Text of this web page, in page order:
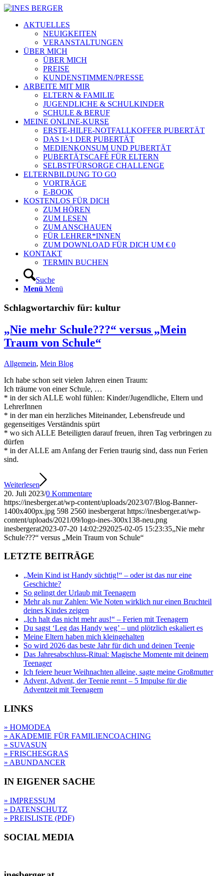
AKTUELLES
NEUIGKEITEN
VERANSTALTUNGEN
ÜBER MICH
ÜBER MICH
PREISE
KUNDENSTIMMEN/PRESSE
ARBEITE MIT MIR
ELTERN & FAMILIE
JUGENDLICHE & SCHULKINDER
SCHULE & BERUF
MEINE ONLINE-KURSE
ERSTE-HILFE-NOTFALLKOFFER PUBERTÄT
DAS 1×1 DER PUBERTÄT
MEDIENKONSUM UND PUBERTÄT
PUBERTÄTSCAFÉ FÜR ELTERN
SELBSTFÜRSORGE CHALLENGE
ELTERNBILDUNG TO GO
VORTRÄGE
E-BOOK
KOSTENLOS FÜR DICH
ZUM HÖREN
ZUM LESEN
ZUM ANSCHAUEN
FÜR LEHRER*INNEN
ZUM DOWNLOAD FÜR DICH UM € 0
KONTAKT
TERMIN BUCHEN
Suche
Menü Menü
Schlagwortarchiv für: kultur
„Nie mehr Schule???“ versus „Mein
Traum von Schule“
Allgemein, Mein Blog
Ich habe schon seit vielen Jahren einen Traum:
Ich träume von einer Schule, …
* in der sich ALLE wohl fühlen: Kinder/Jugendliche, Eltern und
LehrerInnen
* in der man ein herzliches Miteinander, Lebensfreude und
gegenseitiges Verständnis spürt
* wo sich ALLE Beteiligten darauf freuen, ihren Tag verbringen zu
dürfen
* in der ALLE am Anfang der Ferien traurig sind, dass nun Ferien
sind.
Weiterlesen
20. Juli 2023/0 Kommentare
https://inesberger.at/wp-content/uploads/2023/07/Blog-Banner-
1400x400px.jpg 598 2560 inesbergerat https://inesberger.at/wp-
content/uploads/2021/09/logo-ines-300x138-neu.png
inesbergerat2023-07-20 14:02:292025-02-05 15:23:35„Nie mehr
Schule???“ versus „Mein Traum von Schule“
LETZTE BEITRÄGE
„Mein Kind ist Handy süchtig!“ – oder ist das nur eine
Geschichte?
So gelingt der Urlaub mit Teenagern
Mehr als nur Zahlen: Wie Noten wirklich nur einen Bruchteil
deines Kindes zeigen
„Ich halt das nicht mehr aus!“ – Ferien mit Teenagern
Du sagst ‘Leg das Handy weg’ – und plötzlich eskaliert es
Meine Eltern haben mich kleingehalten
So wird 2026 das beste Jahr für dich und deinen Teenie
Das Jahresabschluss-Ritual: Magische Momente mit deinem
Teenager
Ich feiere heuer Weihnachten alleine, sagte meine Großmutter
Advent, Advent, der Teenie rennt – 5 Impulse für die
Adventzeit mit Teenagern
LINKS
» HOMODEA
» AKADEMIE FÜR FAMILIENCOACHING
» SUVASUN
» FRISCHESGRAS
» ABUNDANCER
IN EIGENER SACHE
» IMPRESSUM
» DATENSCHUTZ
» PREISLISTE (PDF)
SOCIAL MEDIA